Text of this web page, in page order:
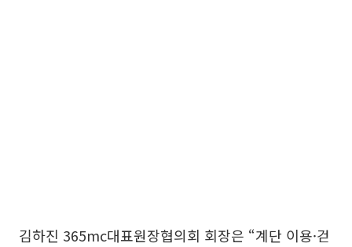
김하진 365mc대표원장협의회 회장은 “계단 이용·걷